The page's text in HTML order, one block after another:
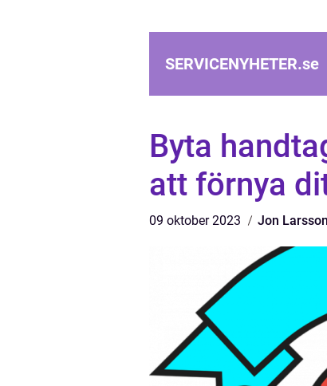
SERVICENYHETER.se
Byta
att förnya
09 oktober 2023 Jon Larsson